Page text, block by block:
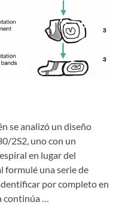
se analizó un diseño
2S2, uno con un
en lugar del
formulé una serie de
por completo en
continúa …